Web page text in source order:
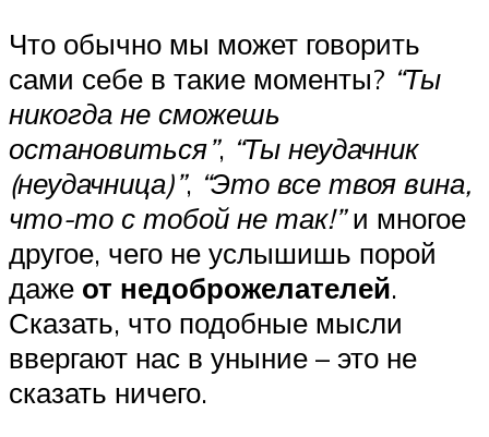
Что обычно мы может говорить
сами себе в такие моменты? “Ты
никогда не сможешь
остановиться”, “Ты неудачник
(неудачница)”, “Это все твоя вина,
что-то с тобой не так!”и многое
другое, чего не услышишь порой
даже от недоброжелателей.
Сказать, что подобные мысли
ввергают нас в уныние – это не
сказать ничего.